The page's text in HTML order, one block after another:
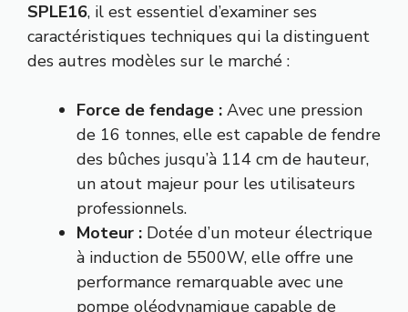
SPLE16, il est essentiel d’examiner ses
caractéristiques techniques qui la distinguent
des autres modèles sur le marché :
Force de fendage : Avec une pression
de 16 tonnes, elle est capable de fendre
des bûches jusqu’à 114 cm de hauteur,
un atout majeur pour les utilisateurs
professionnels.
Moteur : Dotée d’un moteur électrique
à induction de 5500W, elle offre une
performance remarquable avec une
pompe oléodynamique capable de